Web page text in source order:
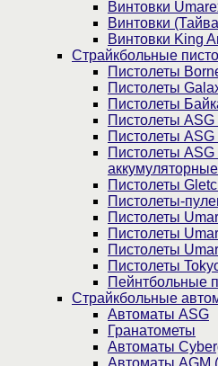
Винтовки
Винтовки
Винтовки King
Страйкбольные
Пистолеты
Пистолеты
Пистолеты
Пистолеты
Пистолеты
Пистолеты
аккумуляторные
Пистолеты
Пистолеты-
Пистолеты
Пистолеты
Пистолеты
Пистолеты
Пейнтбольные
Страйкбольные
Автоматы ASG
Гранатометы
Автоматы